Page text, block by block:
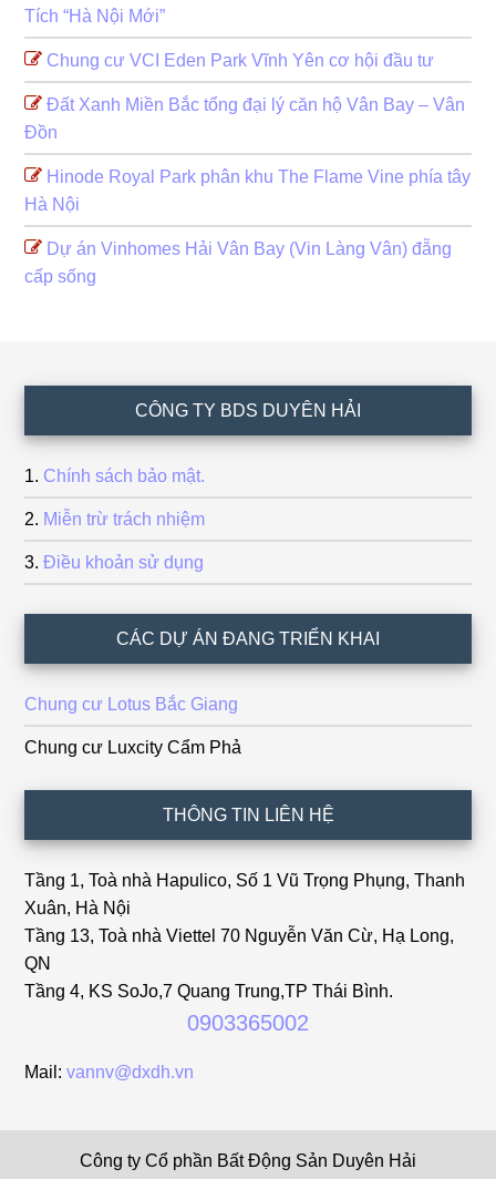
Tích “Hà Nội Mới”
Chung cư VCI Eden Park Vĩnh Yên cơ hội đầu tư
Đất Xanh Miền Bắc tổng đại lý căn hộ Vân Bay – Vân
Đồn
Hinode Royal Park phân khu The Flame Vine phía tây
Hà Nội
Dự án Vinhomes Hải Vân Bay (Vin Làng Vân) đẵng
cấp sống
CÔNG TY BDS DUYÊN HẢI
Chính sách bảo mật.
Miễn trừ trách nhiệm
Điều khoản sử dụng
CÁC DỰ ÁN ĐANG TRIỂN KHAI
Chung cư Lotus Bắc Giang
Chung cư Luxcity Cẩm Phả
THÔNG TIN LIÊN HỆ
Tầng 1, Toà nhà Hapulico, Số 1 Vũ Trọng Phụng, Thanh
Xuân, Hà Nội
Tầng 13, Toà nhà Viettel 70 Nguyễn Văn Cừ, Hạ Long,
QN
Tầng 4, KS SoJo,7 Quang Trung,TP Thái Bình.
0903365002
Mail:vannv@dxdh.vn
Công ty Cổ phần Bất Động Sản Duyên Hải